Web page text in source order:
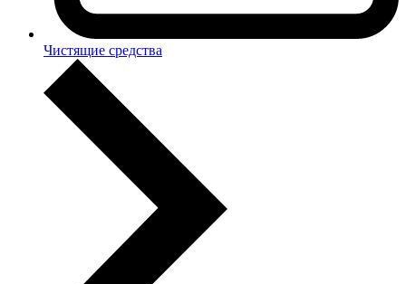
Чистящие средства